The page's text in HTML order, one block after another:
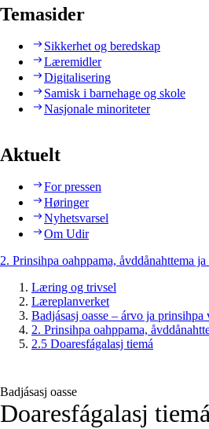
Temasider
Sikkerhet og beredskap
Læremidler
Digitalisering
Samisk i barnehage og skole
Nasjonale minoriteter
Aktuelt
For pressen
Høringer
Nyhetsvarsel
Om Udir
2. Prinsihpa oahppama, åvddånahttema
Læring og trivsel
Læreplanverket
Badjásasj oasse – árvo ja prinsihpa
2. Prinsihpa oahppama,
2.5 Doaresfágalasj tiemá
Badjásasj oasse
Doaresfágalasj